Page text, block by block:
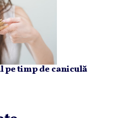
pe timp de caniculă